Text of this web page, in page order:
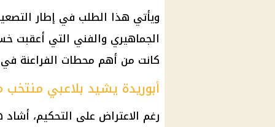
ويأتي هذا الطلب في إطار
الجماهيري والفني التي أعقبت
كانت من أهم محطات الفراعنة في
أبوريدة يشيد بلاعبي
رغم الاعتراض على التحكيم، أشاد